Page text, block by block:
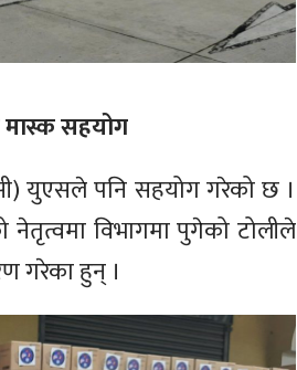
मास्क सहयोग
युएसले पनि सहयोग गरेको छ ।
नेतृत्वमा विभागमा पुगेको टोलीले
गरेका हुन् ।